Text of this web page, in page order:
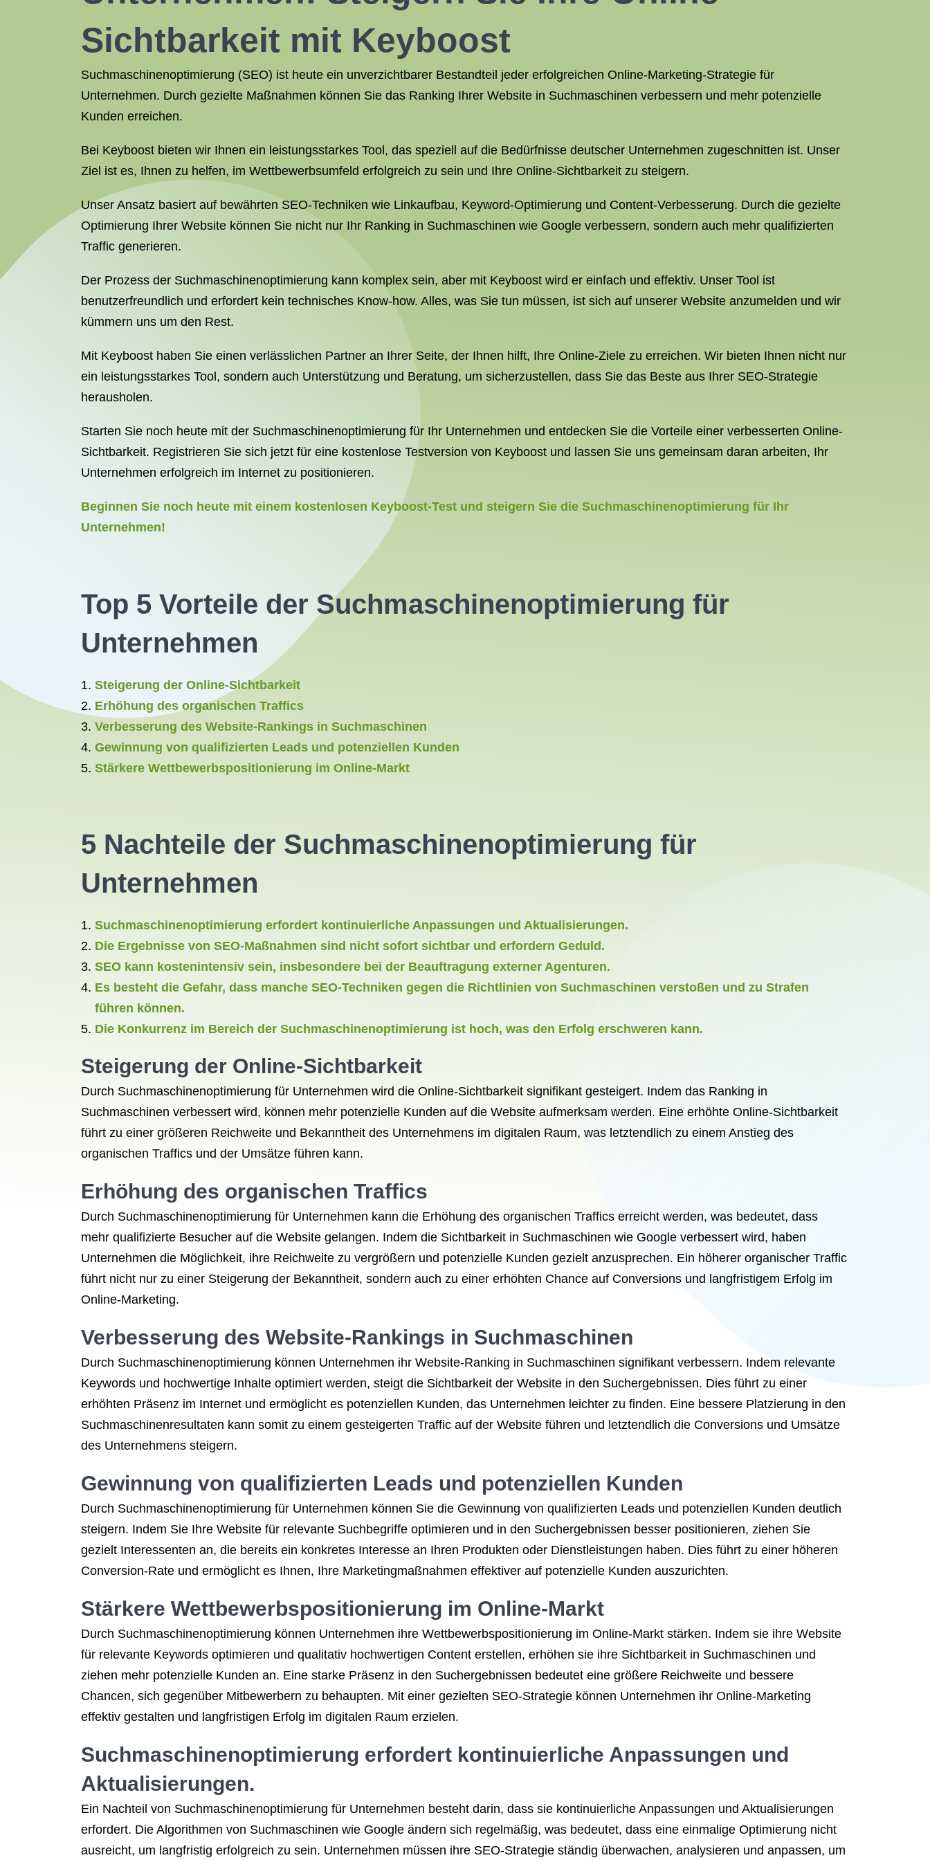
Sichtbarkeit mit Keyboost
Suchmaschinenoptimierung (SEO) ist heute ein unverzichtbarer Bestandteil jeder erfolgreichen Online-Marketing-Strategie für
Unternehmen. Durch gezielte Maßnahmen können Sie das Ranking Ihrer Website in Suchmaschinen verbessern und mehr potenzielle
Kunden erreichen.
Bei Keyboost bieten wir Ihnen ein leistungsstarkes Tool, das speziell auf die Bedürfnisse deutscher Unternehmen zugeschnitten ist. Unser
Ziel ist es, Ihnen zu helfen, im Wettbewerbsumfeld erfolgreich zu sein und Ihre Online-Sichtbarkeit zu steigern.
Unser Ansatz basiert auf bewährten SEO-Techniken wie Linkaufbau, Keyword-Optimierung und Content-Verbesserung. Durch die gezielte
Optimierung Ihrer Website können Sie nicht nur Ihr Ranking in Suchmaschinen wie Google verbessern, sondern auch mehr qualifizierten
Traffic generieren.
Der Prozess der Suchmaschinenoptimierung kann komplex sein, aber mit Keyboost wird er einfach und effektiv. Unser Tool ist
benutzerfreundlich und erfordert kein technisches Know-how. Alles, was Sie tun müssen, ist sich auf unserer Website anzumelden und wir
kümmern uns um den Rest.
Mit Keyboost haben Sie einen verlässlichen Partner an Ihrer Seite, der Ihnen hilft, Ihre Online-Ziele zu erreichen. Wir bieten Ihnen nicht nur
ein leistungsstarkes Tool, sondern auch Unterstützung und Beratung, um sicherzustellen, dass Sie das Beste aus Ihrer SEO-Strategie
herausholen.
Starten Sie noch heute mit der Suchmaschinenoptimierung für Ihr Unternehmen und entdecken Sie die Vorteile einer verbesserten Online-
Sichtbarkeit. Registrieren Sie sich jetzt für eine kostenlose Testversion von Keyboost und lassen Sie uns gemeinsam daran arbeiten, Ihr
Unternehmen erfolgreich im Internet zu positionieren.
Beginnen Sie noch heute mit einem kostenlosen Keyboost-Test und steigern Sie die Suchmaschinenoptimierung für Ihr
Unternehmen!
Top 5 Vorteile der Suchmaschinenoptimierung für
Unternehmen
Steigerung der Online-Sichtbarkeit
Erhöhung des organischen Traffics
Verbesserung des Website-Rankings in Suchmaschinen
Gewinnung von qualifizierten Leads und potenziellen Kunden
Stärkere Wettbewerbspositionierung im Online-Markt
5 Nachteile der Suchmaschinenoptimierung für
Unternehmen
Suchmaschinenoptimierung erfordert kontinuierliche Anpassungen und Aktualisierungen.
Die Ergebnisse von SEO-Maßnahmen sind nicht sofort sichtbar und erfordern Geduld.
SEO kann kostenintensiv sein, insbesondere bei der Beauftragung externer Agenturen.
Es besteht die Gefahr, dass manche SEO-Techniken gegen die Richtlinien von Suchmaschinen verstoßen und zu Strafen
führen können.
Die Konkurrenz im Bereich der Suchmaschinenoptimierung ist hoch, was den Erfolg erschweren kann.
Steigerung der Online-Sichtbarkeit
Durch Suchmaschinenoptimierung für Unternehmen wird die Online-Sichtbarkeit signifikant gesteigert. Indem das Ranking in
Suchmaschinen verbessert wird, können mehr potenzielle Kunden auf die Website aufmerksam werden. Eine erhöhte Online-Sichtbarkeit
führt zu einer größeren Reichweite und Bekanntheit des Unternehmens im digitalen Raum, was letztendlich zu einem Anstieg des
organischen Traffics und der Umsätze führen kann.
Erhöhung des organischen Traffics
Durch Suchmaschinenoptimierung für Unternehmen kann die Erhöhung des organischen Traffics erreicht werden, was bedeutet, dass
mehr qualifizierte Besucher auf die Website gelangen. Indem die Sichtbarkeit in Suchmaschinen wie Google verbessert wird, haben
Unternehmen die Möglichkeit, ihre Reichweite zu vergrößern und potenzielle Kunden gezielt anzusprechen. Ein höherer organischer Traffic
führt nicht nur zu einer Steigerung der Bekanntheit, sondern auch zu einer erhöhten Chance auf Conversions und langfristigem Erfolg im
Online-Marketing.
Verbesserung des Website-Rankings in Suchmaschinen
Durch Suchmaschinenoptimierung können Unternehmen ihr Website-Ranking in Suchmaschinen signifikant verbessern. Indem relevante
Keywords und hochwertige Inhalte optimiert werden, steigt die Sichtbarkeit der Website in den Suchergebnissen. Dies führt zu einer
erhöhten Präsenz im Internet und ermöglicht es potenziellen Kunden, das Unternehmen leichter zu finden. Eine bessere Platzierung in den
Suchmaschinenresultaten kann somit zu einem gesteigerten Traffic auf der Website führen und letztendlich die Conversions und Umsätze
des Unternehmens steigern.
Gewinnung von qualifizierten Leads und potenziellen Kunden
Durch Suchmaschinenoptimierung für Unternehmen können Sie die Gewinnung von qualifizierten Leads und potenziellen Kunden deutlich
steigern. Indem Sie Ihre Website für relevante Suchbegriffe optimieren und in den Suchergebnissen besser positionieren, ziehen Sie
gezielt Interessenten an, die bereits ein konkretes Interesse an Ihren Produkten oder Dienstleistungen haben. Dies führt zu einer höheren
Conversion-Rate und ermöglicht es Ihnen, Ihre Marketingmaßnahmen effektiver auf potenzielle Kunden auszurichten.
Stärkere Wettbewerbspositionierung im Online-Markt
Durch Suchmaschinenoptimierung können Unternehmen ihre Wettbewerbspositionierung im Online-Markt stärken. Indem sie ihre Website
für relevante Keywords optimieren und qualitativ hochwertigen Content erstellen, erhöhen sie ihre Sichtbarkeit in Suchmaschinen und
ziehen mehr potenzielle Kunden an. Eine starke Präsenz in den Suchergebnissen bedeutet eine größere Reichweite und bessere
Chancen, sich gegenüber Mitbewerbern zu behaupten. Mit einer gezielten SEO-Strategie können Unternehmen ihr Online-Marketing
effektiv gestalten und langfristigen Erfolg im digitalen Raum erzielen.
Suchmaschinenoptimierung erfordert kontinuierliche Anpassungen und
Aktualisierungen.
Ein Nachteil von Suchmaschinenoptimierung für Unternehmen besteht darin, dass sie kontinuierliche Anpassungen und Aktualisierungen
erfordert. Die Algorithmen von Suchmaschinen wie Google ändern sich regelmäßig, was bedeutet, dass eine einmalige Optimierung nicht
ausreicht, um langfristig erfolgreich zu sein. Unternehmen müssen ihre SEO-Strategie ständig überwachen, analysieren und anpassen, um